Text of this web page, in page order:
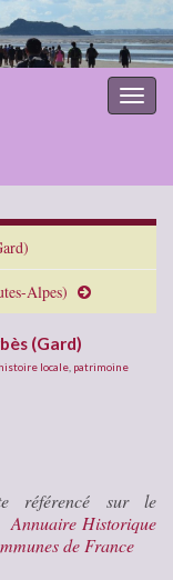
Alpes)
(Gard)
histoire locale patrimoine
référencé sur le
Annuaire Historique
de France